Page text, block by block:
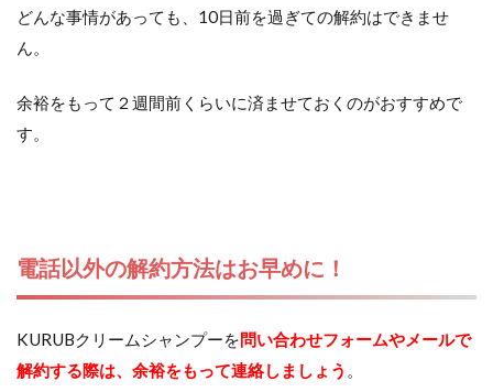
どんな事情があっても、10日前を過ぎての解約はできませ
ん。
余裕をもって２週間前くらいに済ませておくのがおすすめで
す。
電話以外の解約方法はお早めに！
KURUBクリームシャンプーを問い合わせフォームやメールで
解約する際は、余裕をもって連絡しましょう 。